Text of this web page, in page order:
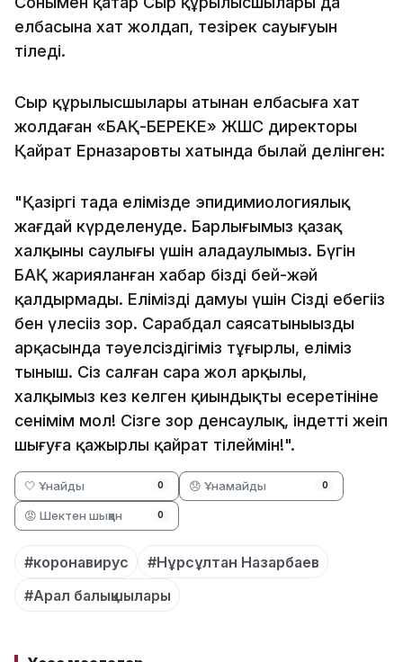
елбасына хат жолдап, тезірек сауығуын
тіледі.
Сыр құрылысшылары атынан елбасыға хат
жолдаған «БАҚ-БЕРЕКЕ» ЖШС директоры
Қайрат Ерназаровтың хатында былай делінген:
"Қазіргі таңда елімізде эпидимиологиялық
жағдай күрделенуде. Барлығымыз қазақ
халқының саулығы үшін алаңдаулымыз. Бүгін
БАҚ жарияланған хабар бізді бей-жәй
қалдырмады. Еліміздің дамуы үшін Сіздің еңбегіңіз
бен үлесіңіз зор. Сарабдал саясатыныңыздың
арқасында тәуелсіздігіміз тұғырлы, еліміз
тыныш. Сіз салған сара жол арқылы,
халқымыз кез келген қиындықты еңсеретініне
сенімім мол! Сізге зор денсаулық, індетті жеңіп
шығуға қажырлы қайрат тілеймін!".
🤍 Ұнайды 0 😞 Ұнамайды 0
😡 Шектен шыққан 0
#коронавирус
#Нұрсұлтан Назарбаев
#Арал балықшылары